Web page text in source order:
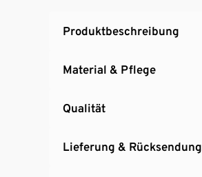
Produktbeschreibung
Material & Pflege
Qualität
Lieferung & Rücksendung